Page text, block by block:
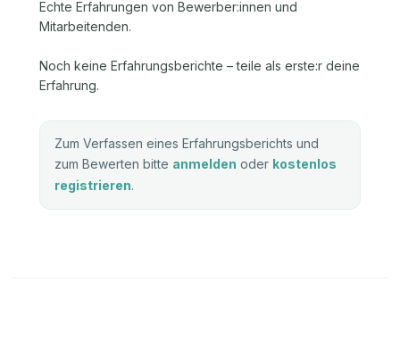
Echte Erfahrungen von Bewerber:innen und
Mitarbeitenden.
Noch keine Erfahrungsberichte – teile als erste:r deine
Erfahrung.
Zum Verfassen eines Erfahrungsberichts und
zum Bewerten bitte anmelden oder kostenlos
registrieren.